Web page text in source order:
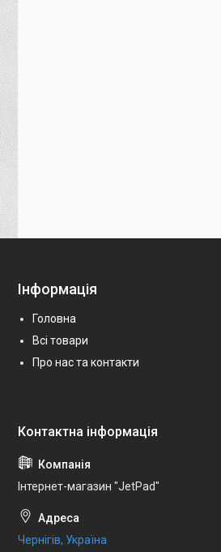
Інформація
Головна
Всі товари
Про нас та контакти
Інтернет-магазин "JetPad"
Чернігів, Україна